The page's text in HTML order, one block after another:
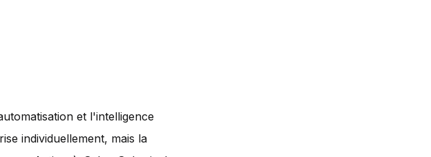
et l'intelligence
individuellement, mais la